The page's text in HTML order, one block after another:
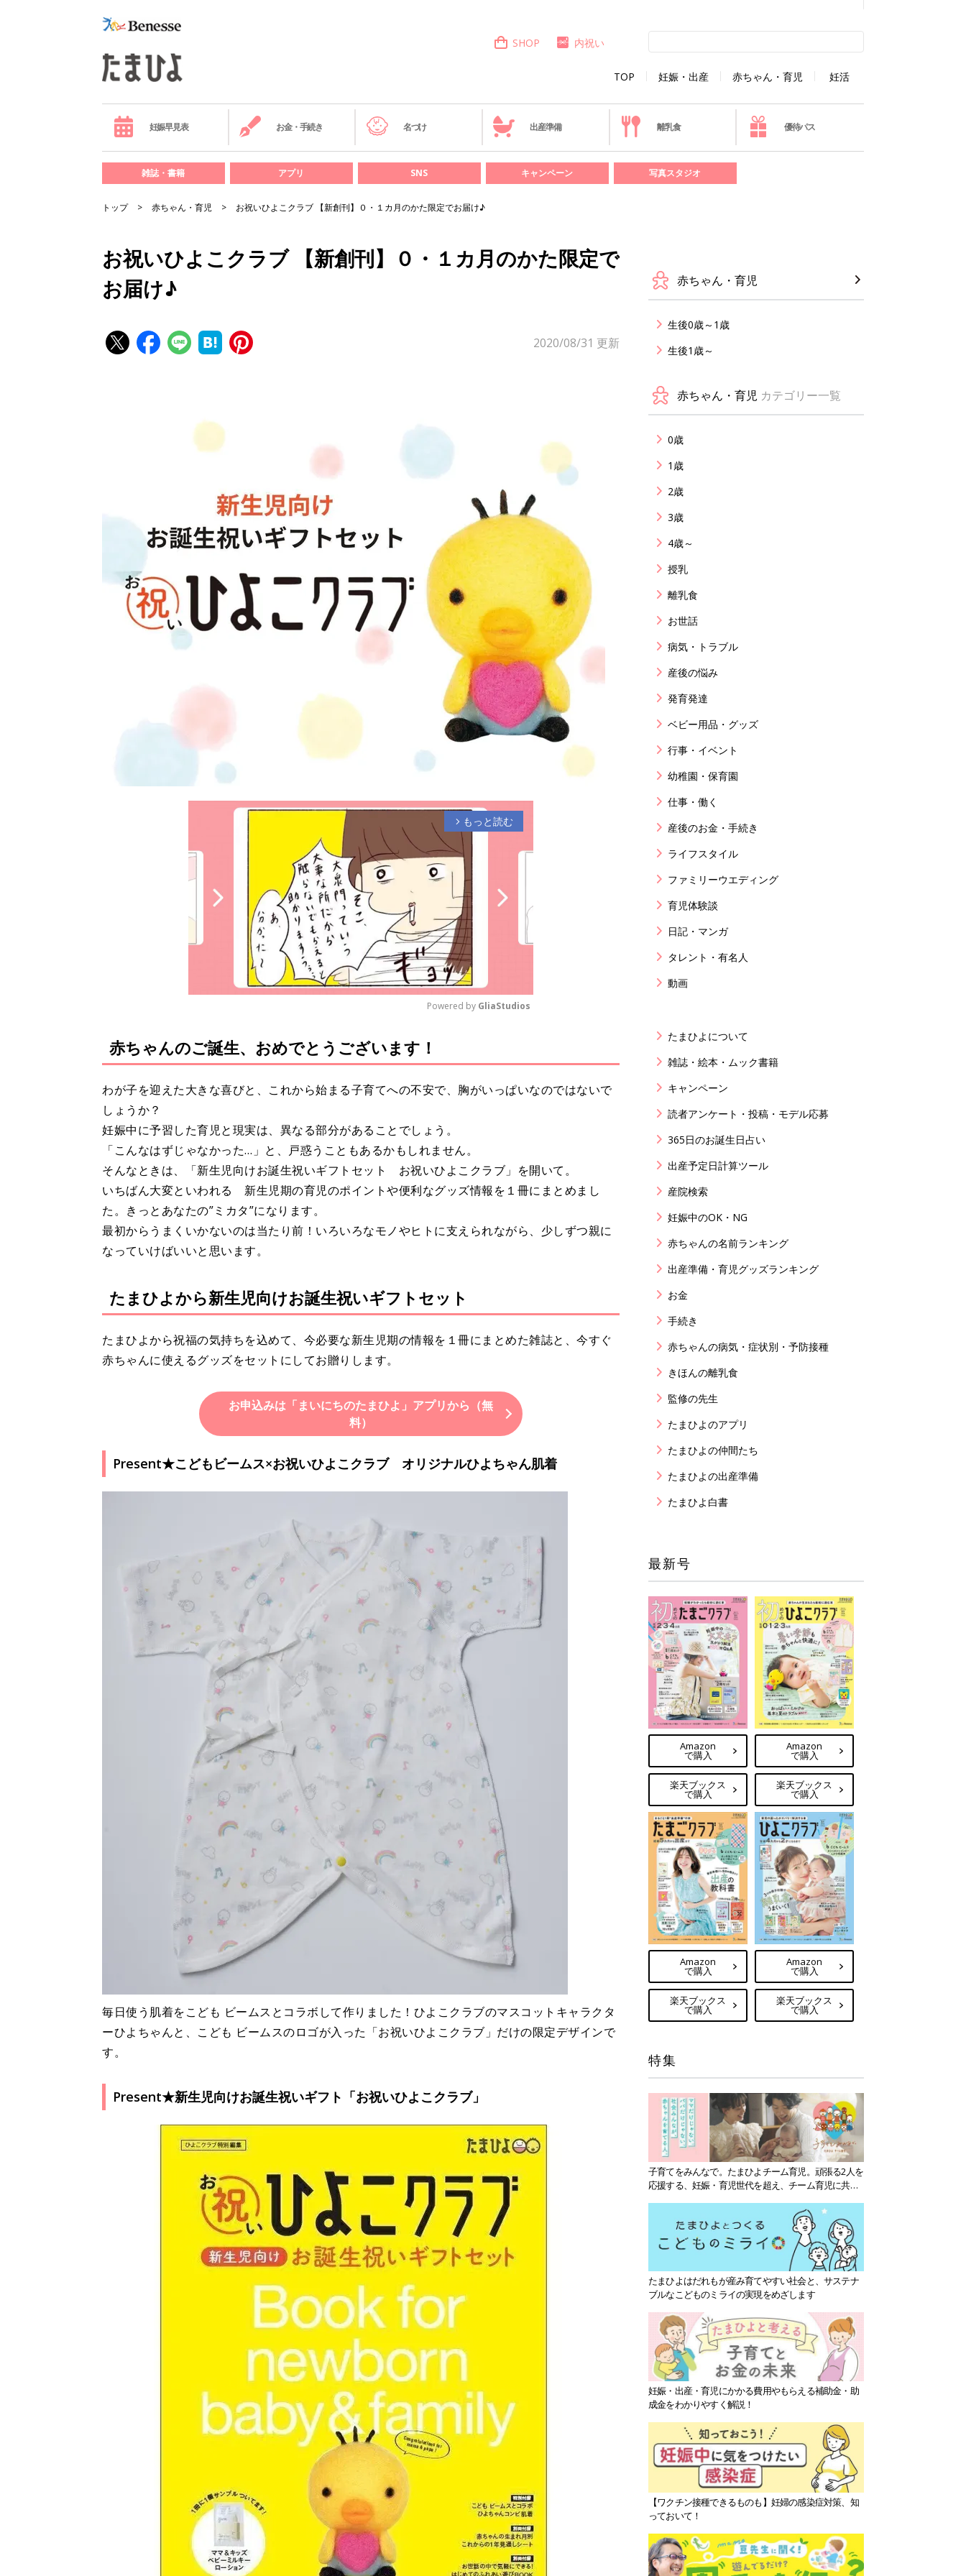
TOP 妊娠・出産 赤ちゃん・育児 妊活
SHOP 内祝い
妊娠早見表 お金・手続き 名づけ 出産準備 離乳食 優待パス
雑誌・書籍 アプリ SNS キャンペーン 写真スタジオ
トップ 赤ちゃん・育児 お祝いひよこクラブ 【新創刊】０・１カ月のかた限定でお届け♪
お祝いひよこクラブ 【新創刊】０・１カ月のかた限定で
お届け♪
2020/08/31 更新
arrow_forward_ios もっと読む
u
t
Powered by GliaStudios
赤ちゃんのご誕生、おめでとうございます！
わが子を迎えた大きな喜びと、これから始まる子育てへの不安で、胸がいっぱいなのではないで
しょうか？
妊娠中に予習した育児と現実は、異なる部分があることでしょう。
「こんなはずじゃなかった…」と、戸惑うこともあるかもしれません。
そんなときは、「新生児向けお誕生祝いギフトセット お祝いひよこクラブ」を開いて。
いちばん大変といわれる 新生児期の育児のポイントや便利なグッズ情報を１冊にまとめまし
た。きっとあなたの”ミカタ”になります。
最初からうまくいかないのは当たり前！いろいろなモノやヒトに支えられながら、少しずつ親に
なっていけばいいと思います。
たまひよから新生児向けお誕生祝いギフトセット
たまひよから祝福の気持ちを込めて、今必要な新生児期の情報を１冊にまとめた雑誌と、今すぐ
赤ちゃんに使えるグッズをセットにしてお贈りします。
お申込みは「まいにちのたまひよ」アプリから（無
料）
Present★こどもビームス×お祝いひよこクラブ オリジナルひよちゃん肌着
毎日使う肌着をこども ビームスとコラボして作りました！ひよこクラブのマスコットキャラクタ
ーひよちゃんと、こども ビームスのロゴが入った「お祝いひよこクラブ」だけの限定デザインで
す。
Present★新生児向けお誕生祝いギフト「お祝いひよこクラブ」
赤ちゃん・育児
生後0歳～1歳
生後1歳～
赤ちゃん・育児 カテゴリー一覧
0歳
1歳
2歳
3歳
4歳～
授乳
離乳食
お世話
病気・トラブル
産後の悩み
発育発達
ベビー用品・グッズ
行事・イベント
幼稚園・保育園
仕事・働く
産後のお金・手続き
ライフスタイル
ファミリーウエディング
育児体験談
日記・マンガ
タレント・有名人
動画
たまひよについて
雑誌・絵本・ムック書籍
キャンペーン
読者アンケート・投稿・モデル応募
365日のお誕生日占い
出産予定日計算ツール
産院検索
妊娠中のOK・NG
赤ちゃんの名前ランキング
出産準備・育児グッズランキング
お金
手続き
赤ちゃんの病気・症状別・予防接種
きほんの離乳食
監修の先生
たまひよのアプリ
たまひよの仲間たち
たまひよの出産準備
たまひよ白書
最新号
Amazon
で購入
楽天ブックス
で購入
Amazon
で購入
楽天ブックス
で購入
Amazon
で購入
楽天ブックス
で購入
Amazon
で購入
楽天ブックス
で購入
特集
子育てをみんなで。たまひよチーム育児。頑張る2人を
応援する、妊娠・育児世代を超え、チーム育児に共感
たまひよはだれもが産み育てやすい社会と、サステナ
ブルなこどものミライの実現をめざします
妊娠・出産・育児にかかる費用やもらえる補助金・助
成金をわかりやすく解説！
【ワクチン接種できるものも】妊婦の感染症対策、知
っておいて！